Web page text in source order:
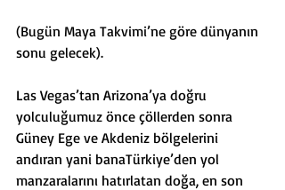
(Bugün Maya Takvimi’ne göre dünyanın
sonu gelecek).
Las Vegas’tan Arizona’ya doğru
yolculuğumuz önce çöllerden sonra
Güney Ege ve Akdeniz bölgelerini
andıran yani banaTürkiye’den yol
manzaralarını hatırlatan doğa, en son